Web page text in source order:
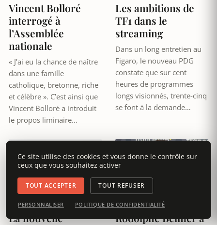
Vincent Bolloré
interrogé à
l’Assemblée
nationale
« J’ai eu la chance de naître
dans une famille
catholique, bretonne, riche
et célèbre ». C’est ainsi que
Vincent Bolloré a introduit
le propos liminaire…
Les ambitions de
TF1 dans le
streaming
Dans un long entretien au
Figaro, le nouveau PDG
constate que sur cent
heures de programmes
longs visionnés, trente-cinq
se font à la demande…
DÉCRYPTAGE 19 août 2023
La nouvelle
DÉCRYPTAGE 4 octobre 2022
Rodolphe Belmer à
Ce site utilise des cookies et vous donne le contrôle sur
ceux que vous souhaitez activer
TOUT ACCEPTER TOUT REFUSER
PERSONNALISER POLITIQUE DE CONFIDENTIALITÉ